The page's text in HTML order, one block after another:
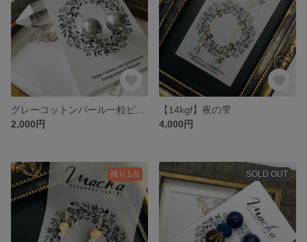
2,000円
【14kgf】夜の雫
4,000円
残り1点 SOLD OUT